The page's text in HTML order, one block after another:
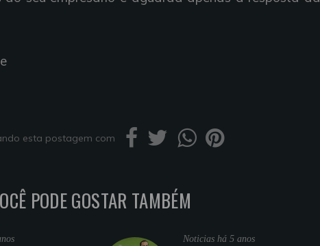
esta postagem com
PODE GOSTAR TAMBÉM
Noticias há 5 anos